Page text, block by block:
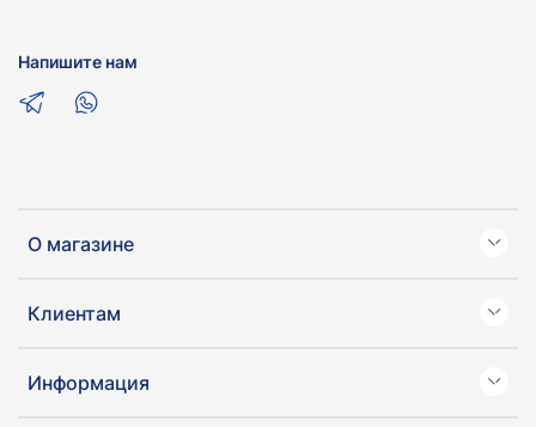
О магазине
Клиентам
Информация
Напишите нам